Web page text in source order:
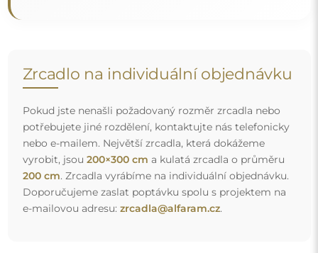
objednané zrcadlo dorazilo zcela bezpečně do vašich
rukou, a to úplně zdarma. Disponujeme vlastním vozovým
parkem a vyškoleným personálem, díky čemuž vám
můžeme zaručit, že zrcadlo dorazí v neporušeném stavu,
bez dodatečných nákladů. I když si objednáte zrcadlo
velkých rozměrů, můžete počítat s rychlým doručením.
Podívejte se, jak balíme naše zrcadla.